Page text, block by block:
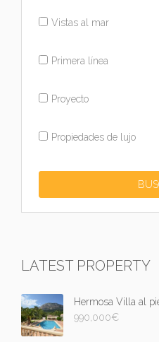
Vistas al mar
Primera línea
Proyecto
Propiedades de lujo
LATEST PROPERTY
Hermosa Villa al
990,000€